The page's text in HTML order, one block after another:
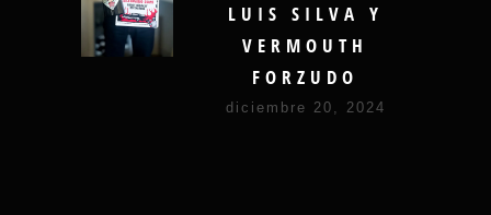
LUIS SILVA Y
VERMOUTH
FORZUDO
diciembre 20, 2024